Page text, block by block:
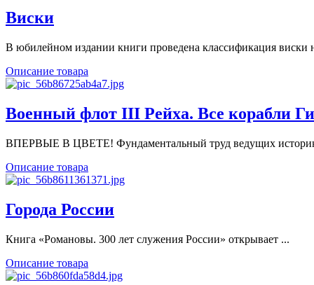
Виски
В юбилейном издании книги проведена классификация виски
Описание товара
Военный флот III Рейха. Все корабли
ВПЕРВЫЕ В ЦВЕТЕ! Фундаментальный труд ведущих
Описание товара
Города России
Книга «Романовы. 300 лет служения России» открывает ...
Описание товара